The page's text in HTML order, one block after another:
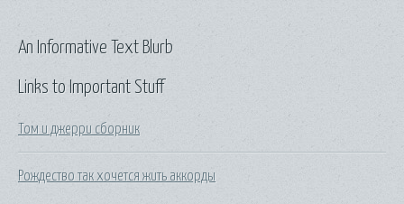
Links to Important Stuff
Том и джерри сборник
Рождество так хочется жить аккорды
An Informative Text Blurb